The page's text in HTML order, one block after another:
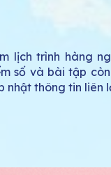
lịch trình hàng
số và bài tập
nhật thông tin liên